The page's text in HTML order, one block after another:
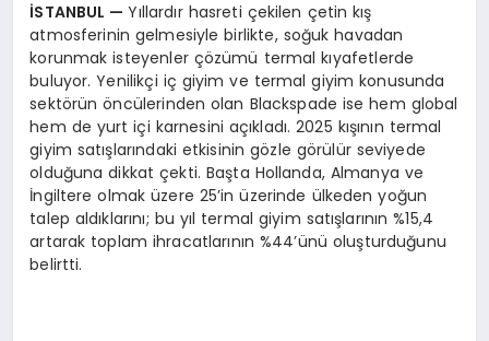
İSTANBUL —Yıllardır hasreti çekilen çetin kış
atmosferinin gelmesiyle birlikte, soğuk havadan
korunmak isteyenler çözümü termal kıyafetlerde
buluyor. Yenilikçi iç giyim ve termal giyim konusunda
sektörün öncülerinden olan Blackspade ise hem global
hem de yurt içi karnesini açıkladı. 2025 kışının termal
giyim satışlarındaki etkisinin gözle görülür seviyede
olduğuna dikkat çekti. Başta Hollanda, Almanya ve
İngiltere olmak üzere 25’in üzerinde ülkeden yoğun
talep aldıklarını; bu yıl termal giyim satışlarının %15,4
artarak toplam ihracatlarının %44’ünü oluşturduğunu
belirtti.